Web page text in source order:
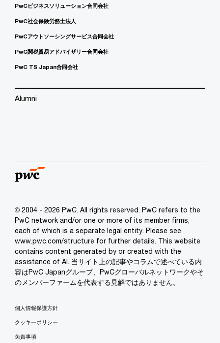
PwCビジネスソリューション合同会社
PwC社会保険労務士法人
PwCアウトソーシングサービス合同会社
PwC関税貿易アドバイザリー合同会社
PwC TS Japan合同会社
Alumni
© 2004 - 2026 PwC. All rights reserved. PwC refers to the
PwC network and/or one or more of its member firms,
each of which is a separate legal entity. Please see
www.pwc.com/structure for further details. This website
contains content generated by or created with the
assistance of AI. 当サイト上の記事やコラムで述べている内
容はPwC Japanグループ、PwCグローバルネットワークやそ
のメンバーファームを代表する見解ではありません。
個人情報保護方針
クッキーポリシー
免責事項